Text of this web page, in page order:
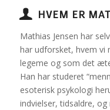
HVEM ER
Mathias Jensen har
har udforsket, hvem vi
legeme og som det
Han har studeret
esoterisk psykologi
indvielser, tidsaldre,